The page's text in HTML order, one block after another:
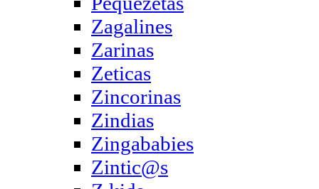
Zagalines
Zarinas
Zeticas
Zincorinas
Zindias
Zingababies
Zintic@s